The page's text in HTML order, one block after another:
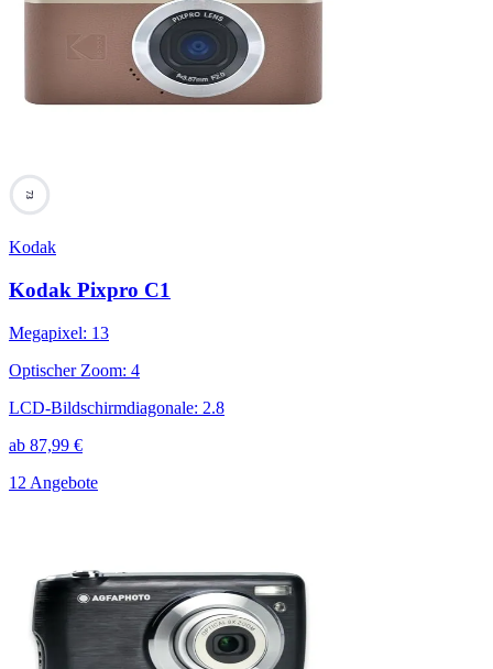
73
Kodak
Kodak Pixpro C1
Megapixel: 13
Optischer Zoom: 4
LCD-Bildschirmdiagonale: 2.8
ab 87,99 €
12 Angebote